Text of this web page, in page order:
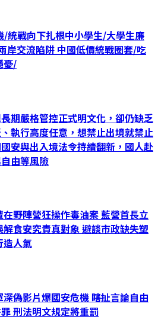
統戰向下扎根中小學生/大學生廉
岸交流陷阱 中國低價統戰圈套/吃
憂/
期嚴格管控正式明文化，卻仍缺乏
執行高度任意，想禁止出境就禁止
安與出入境法令持續翻新，國人赴
由等風險
野陣營狂操作毒油案 藍營首長立
食安究責真對象 避談市政缺失塑
造人氣
偽影片爆國安危機 瞎扯言論自由
刑法明文規定將重罰